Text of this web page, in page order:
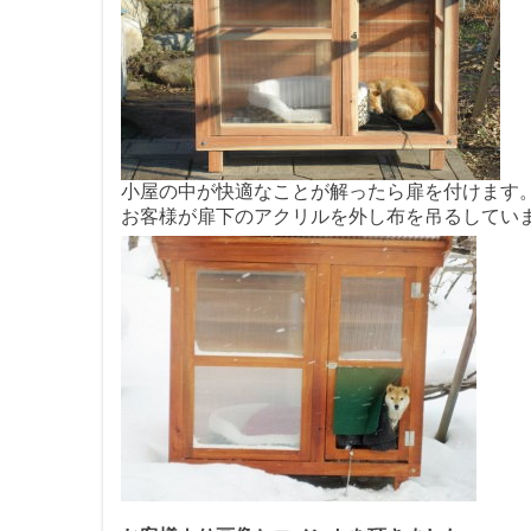
小屋の中が快適なことが解ったら扉を付けます。
お客様が扉下のアクリルを外し布を吊るしてい